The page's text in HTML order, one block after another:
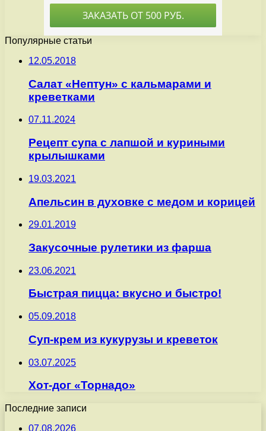
Популярные статьи
12.05.2018
Салат «Нептун» с кальмарами и
креветками
07.11.2024
Рецепт супа с лапшой и куриными
крылышками
19.03.2021
Апельсин в духовке с медом и корицей
29.01.2019
Закусочные рулетики из фарша
23.06.2021
Быстрая пицца: вкусно и быстро!
05.09.2018
Суп-крем из кукурузы и креветок
03.07.2025
Хот-дог «Торнадо»
Последние записи
07.08.2026